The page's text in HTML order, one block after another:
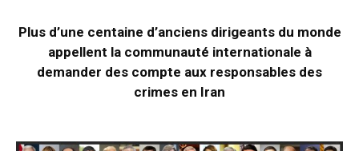
Plus d’une centaine d’anciens dirigeants du monde
appellent la communauté internationale à
demander des compte aux responsables des
crimes en Iran